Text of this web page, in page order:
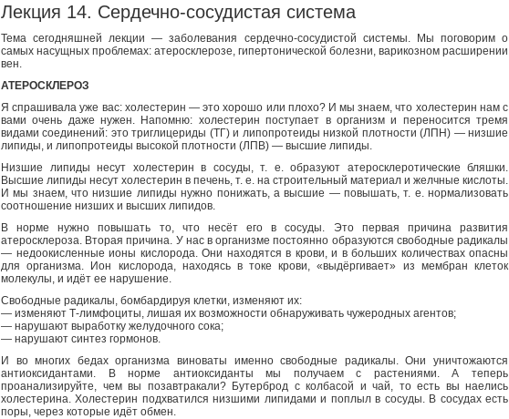
Лекция 14. Сердечно-сосудистая система
Тема сегодняшней лекции — заболевания сердечно-сосудистой системы. Мы поговорим о
самых насущных проблемах: атеросклерозе, гипертонической болезни, варикозном расширении
вен.
АТЕРОСКЛЕРОЗ
Я спрашивала уже вас: холестерин — это хорошо или плохо? И мы знаем, что холестерин нам с
вами очень даже нужен. Напомню: холестерин поступает в организм и переносится тремя
видами соединений: это триглицериды (ТГ) и липопротеиды низкой плотности (ЛПН) — низшие
липиды, и липопротеиды высокой плотности (ЛПВ) — высшие липиды.
Низшие липиды несут холестерин в сосуды, т. е. образуют атеросклеротические бляшки.
Высшие липиды несут холестерин в печень, т. е. на строительный материал и желчные кислоты.
И мы знаем, что низшие липиды нужно понижать, а высшие — повышать, т. е. нормализовать
соотношение низших и высших липидов.
В норме нужно повышать то, что несёт его в сосуды. Это первая причина развития
атеросклероза. Вторая причина. У нас в организме постоянно образуются свободные радикалы
— недоокисленные ионы кислорода. Они находятся в крови, и в больших количествах опасны
для организма. Ион кислорода, находясь в токе крови, «выдёргивает» из мембран клеток
молекулы, и идёт ее нарушение.
Свободные радикалы, бомбардируя клетки, изменяют их:
— изменяют Т-лимфоциты, лишая их возможности обнаруживать чужеродных агентов;
— нарушают выработку желудочного сока;
— нарушают синтез гормонов.
И во многих бедах организма виноваты именно свободные радикалы. Они уничтожаются
антиоксидантами. В норме антиоксиданты мы получаем с растениями. А теперь
проанализируйте, чем вы позавтракали? Бутерброд с колбасой и чай, то есть вы наелись
холестерина. Холестерин подхватился низшими липидами и поплыл в сосуды. В сосудах есть
поры, через которые идёт обмен.